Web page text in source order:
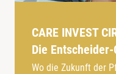
CARE INVEST
Die
Wo die Zukunft der